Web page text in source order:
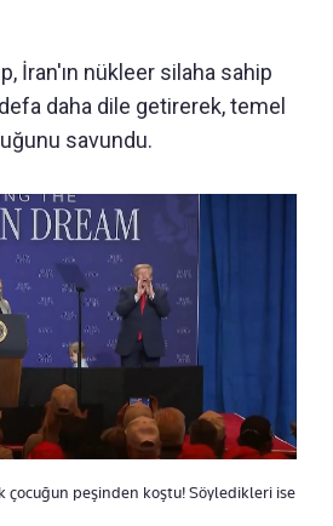
İran'ın nükleer silaha sahip
daha dile getirerek, temel
savundu.
çocuğun peşinden koştu! Söyledikleri ise